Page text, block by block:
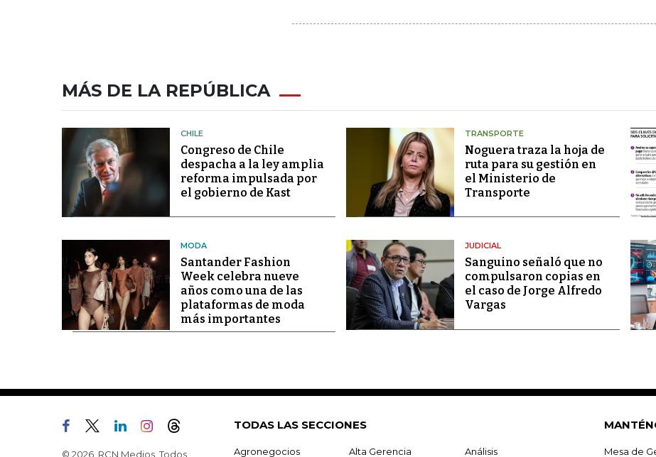
MÁS DE LA REPÚBLICA
CHILE
Congreso de Chile
despacha a la ley amplia
reforma impulsada por
el gobierno de Kast
TRANSPORTE
Noguera traza la hoja de
ruta para su gestión en
el Ministerio de
Transporte
MODA
Santander Fashion
Week celebra nueve
años como una de las
plataformas de moda
más importantes
JUDICIAL
Sanguino señaló que no
compulsaron copias en
el caso de Jorge Alfredo
Vargas
© 2026, RCN Medios. Todos
TODAS LAS SECCIONES
Agronegocios Alta Gerencia Análisis Mesa de